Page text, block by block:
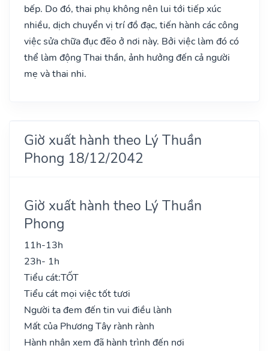
bếp. Do đó, thai phụ không nên lui tới tiếp xúc
nhiều, dịch chuyển vị trí đồ đạc, tiến hành các công
việc sửa chữa đục đẽo ở nơi này. Bởi việc làm đó có
thể làm động Thai thần, ảnh hưởng đến cả người
mẹ và thai nhi.
Giờ xuất hành theo Lý Thuần
Phong 18/12/2042
Giờ xuất hành theo Lý Thuần
Phong
11h-13h
23h- 1h
Tiểu cát:TỐT
Tiểu cát mọi việc tốt tươi
Người ta đem đến tin vui điều lành
Mất của Phương Tây rành rành
Hành nhân xem đã hành trình đến nơi